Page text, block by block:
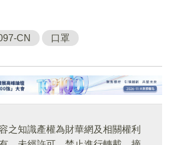
CN 口罩
之知識產權為財華網及相關權利